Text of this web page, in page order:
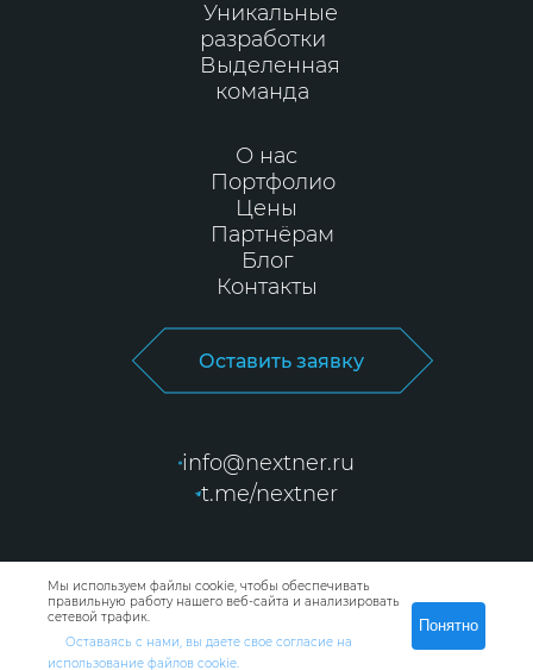
Уникальные
разработки
Выделенная
команда
О нас
Портфолио
Цены
Партнёрам
Блог
Контакты
Оставить заявку
info@nextner.ru
t.me/nextner
Политика
конфиденциальности
Мы используем файлы cookie, чтобы обеспечивать
правильную работу нашего веб-сайта и анализировать
сетевой трафик.
Оставаясь с нами, вы даете свое согласие на
использование файлов cookie.
Понятно